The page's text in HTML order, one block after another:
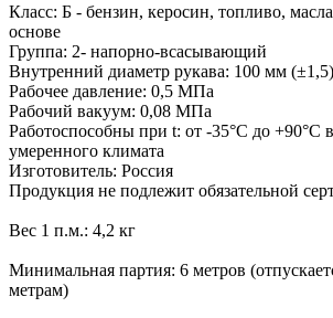
Класс: Б - бензин, керосин, топливо,
основе
Группа: 2- напорно-всасывающий
Внутренний диаметр рукава: 100 мм (±1,5)
Рабочее давление: 0,5 МПа
Рабочий вакуум: 0,08 МПа
Работоспособны при t: от -35°С до +90°С
умеренного климата
Изготовитель: Россия
Продукция не подлежит обязательной
Вес 1 п.м.: 4,2 кг
Минимальная партия: 6 метров
метрам)